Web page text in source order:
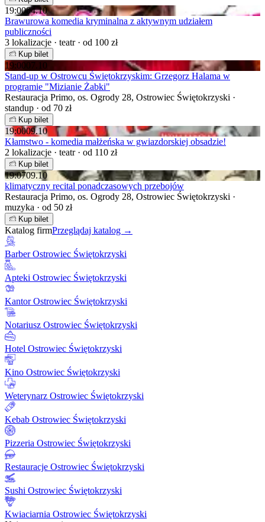
19:0004.10
Brawurowa komedia kryminalna z aktywnym udziałem
publiczności
3 lokalizacje · teatr · od 100 zł
Kup bilet
19:0007.10
Stand-up w Ostrowcu Świętokrzyskim: Grzegorz Halama w
programie "Mizianie Żabki"
Restauracja Primo, os. Ogrody 28, Ostrowiec Świętokrzyski ·
standup · od 70 zł
Kup bilet
19:0009.10
Kłamstwo - komedia małżeńska w gwiazdorskiej obsadzie!
2 lokalizacje · teatr · od 110 zł
Kup bilet
19:0709.10
klimatyczny recital ponadczasowych przebojów
Restauracja Primo, os. Ogrody 28, Ostrowiec Świętokrzyski ·
muzyka · od 50 zł
Kup bilet
Katalog firmPrzeglądaj katalog →
Barber Ostrowiec Świętokrzyski
Apteki Ostrowiec Świętokrzyski
Kantor Ostrowiec Świętokrzyski
Notariusz Ostrowiec Świętokrzyski
Hotel Ostrowiec Świętokrzyski
Kino Ostrowiec Świętokrzyski
Weterynarz Ostrowiec Świętokrzyski
Kebab Ostrowiec Świętokrzyski
Pizzeria Ostrowiec Świętokrzyski
Restauracje Ostrowiec Świętokrzyski
Sushi Ostrowiec Świętokrzyski
Kwiaciarnia Ostrowiec Świętokrzyski